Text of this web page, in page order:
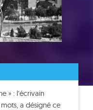
» : l’écrivain
a désigné ce